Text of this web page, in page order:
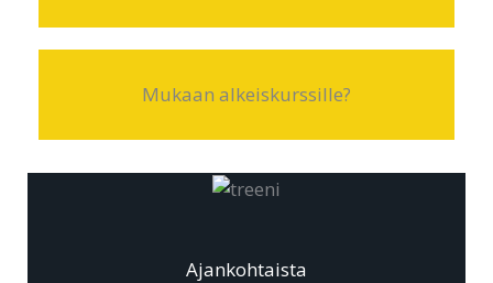
Mukaan alkeiskurssille?
Ajankohtaista